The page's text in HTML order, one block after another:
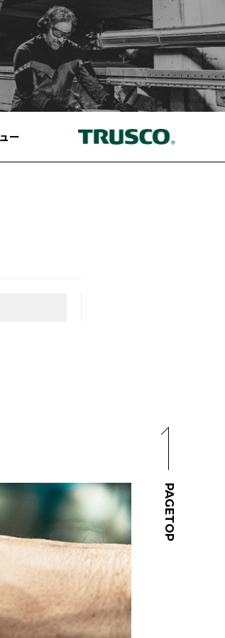
ー
PAGETOP